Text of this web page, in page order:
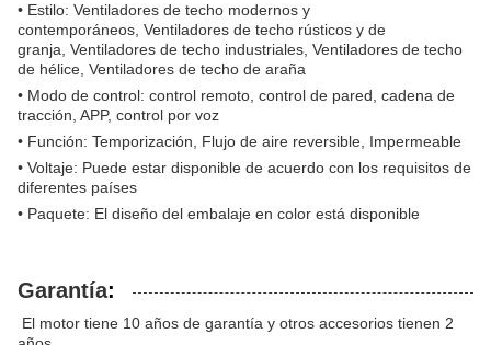
• Estilo: Ventiladores de techo modernos y
contemporáneos, Ventiladores de techo rústicos y de
granja, Ventiladores de techo industriales, Ventiladores de techo
de hélice, Ventiladores de techo de araña
• Modo de control: control remoto, control de pared, cadena de
tracción, APP, control por voz
• Función: Temporización, Flujo de aire reversible, Impermeable
• Voltaje: Puede estar disponible de acuerdo con los requisitos de
diferentes países
• Paquete: El diseño del embalaje en color está disponible
Garantía:
El motor tiene 10 años de garantía y otros accesorios tienen 2